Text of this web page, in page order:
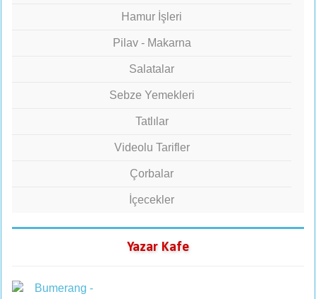
Hamur İşleri
Pilav - Makarna
Salatalar
Sebze Yemekleri
Tatlılar
Videolu Tarifler
Çorbalar
İçecekler
Yazar Kafe